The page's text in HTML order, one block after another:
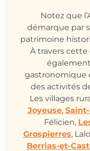
Notez que
démarque par
patrimoine
À travers cette
gastronomique
des activités
Les villages
Joyeuse,
Félicien,
Grospierres,
Berrias-et-